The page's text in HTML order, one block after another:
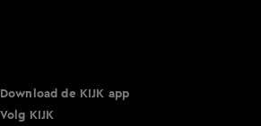
Download de KIJK app
Volg KIJK